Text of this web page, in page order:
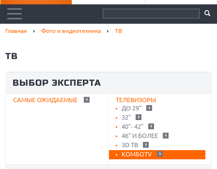
Главная Фото и видеотехника ТВ
ТВ
ВЫБОР ЭКСПЕРТА
САМЫЕ ОЖИДАЕМЫЕ
ТЕЛЕВИЗОРЫ
ДО 29"
32"
40"- 42"
46" И БОЛЕЕ
3D ТВ
КОМБОTV